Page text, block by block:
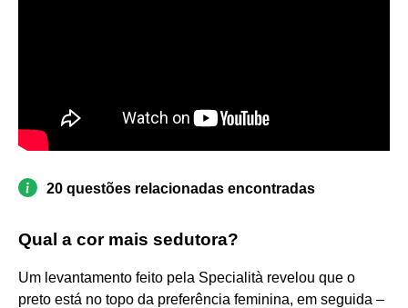
20 questões relacionadas encontradas
Qual a cor mais sedutora?
Um levantamento feito pela Specialità revelou que o
preto está no topo da preferência feminina, em seguida –